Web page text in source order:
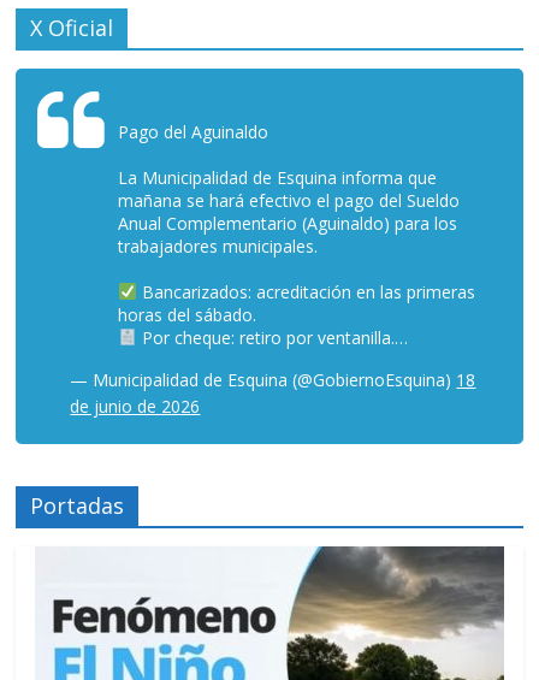
X Oficial
Pago del Aguinaldo
La Municipalidad de Esquina informa que
mañana se hará efectivo el pago del Sueldo
Anual Complementario (Aguinaldo) para los
trabajadores municipales.
Bancarizados: acreditación en las primeras
horas del sábado.
Por cheque: retiro por ventanilla.…
— Municipalidad de Esquina (@GobiernoEsquina) 18
de junio de 2026
Portadas